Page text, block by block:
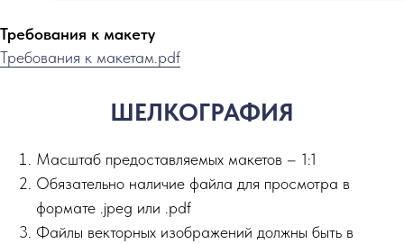
Требования к макету
Требования к макетам.pdf
ШЕЛКОГРАФИЯ
Масштаб предоставляемых макетов – 1:1
Обязательно наличие файла для просмотра в
формате .jpeg или .pdf
Файлы векторных изображений должны быть в